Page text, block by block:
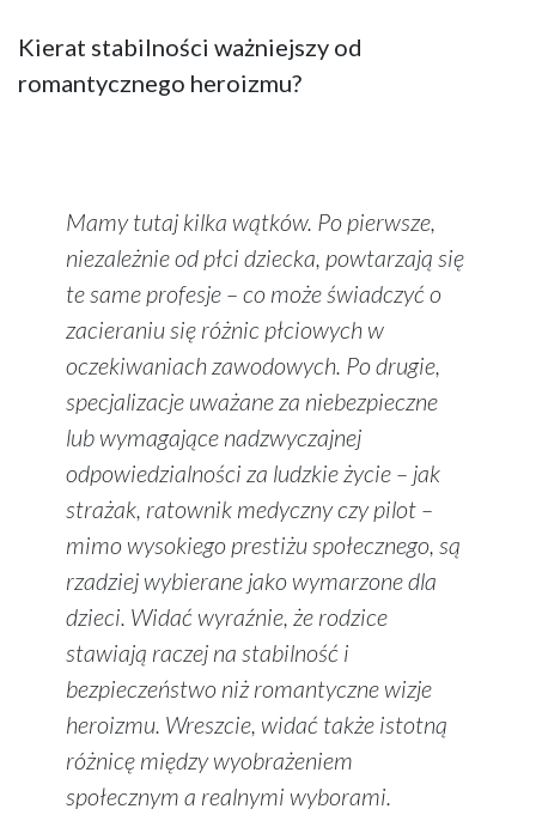
Kierat stabilności ważniejszy od
romantycznego heroizmu?
Mamy tutaj kilka wątków. Po pierwsze,
niezależnie od płci dziecka, powtarzają się
te same profesje – co może świadczyć o
zacieraniu się różnic płciowych w
oczekiwaniach zawodowych. Po drugie,
specjalizacje uważane za niebezpieczne
lub wymagające nadzwyczajnej
odpowiedzialności za ludzkie życie – jak
strażak, ratownik medyczny czy pilot –
mimo wysokiego prestiżu społecznego, są
rzadziej wybierane jako wymarzone dla
dzieci. Widać wyraźnie, że rodzice
stawiają raczej na stabilność i
bezpieczeństwo niż romantyczne wizje
heroizmu. Wreszcie, widać także istotną
różnicę między wyobrażeniem
społecznym a realnymi wyborami.